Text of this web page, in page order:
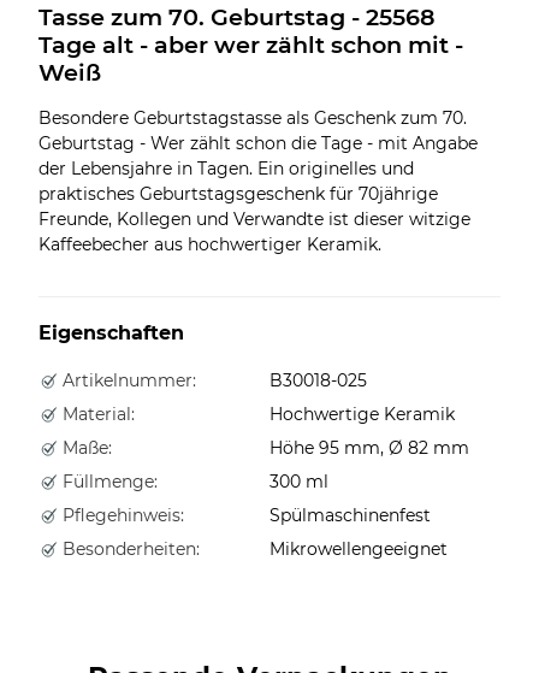
Tasse zum 70. Geburtstag - 25568
Tage alt - aber wer zählt schon mit -
Weiß
Besondere Geburtstagstasse als Geschenk zum 70.
Geburtstag - Wer zählt schon die Tage - mit Angabe
der Lebensjahre in Tagen. Ein originelles und
praktisches Geburtstagsgeschenk für 70jährige
Freunde, Kollegen und Verwandte ist dieser witzige
Kaffeebecher aus hochwertiger Keramik.
Eigenschaften
Artikelnummer:
B30018-025
Material:
Hochwertige Keramik
Maße:
Höhe 95 mm, Ø 82 mm
Füllmenge:
300 ml
Pflegehinweis:
Spülmaschinenfest
Besonderheiten:
Mikrowellengeeignet